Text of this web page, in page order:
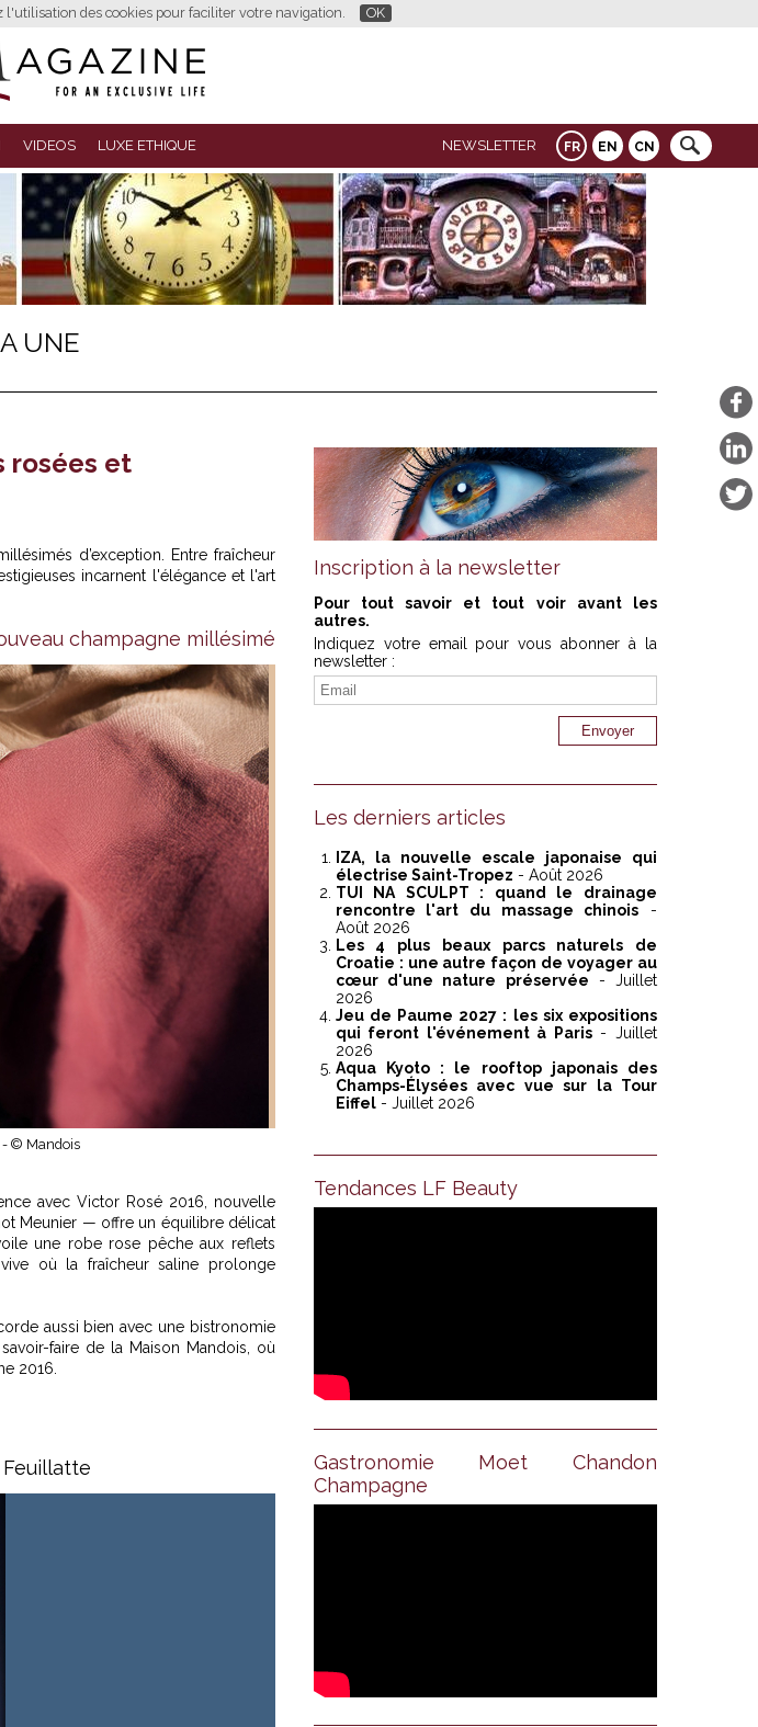
des cookies pour faciliter votre navigation. OK
FR EN CN
VIDEOS LUXE ETHIQUE NEWSLETTER
UNE
rosées et
d’exception. Entre fraîcheur
incarnent l'élégance et l'art
champagne millésimé
- © Mandois
avec Victor Rosé 2016, nouvelle
Meunier — offre un équilibre délicat
une robe rose pêche aux reflets
où la fraîcheur saline prolonge
aussi bien avec une bistronomie
faire de la Maison Mandois, où
2016.
Inscription à la newsletter
Pour tout savoir et tout voir avant les
autres.
Indiquez votre email pour vous abonner à la
newsletter :
Les derniers articles
IZA, la nouvelle escale japonaise qui
électrise Saint-Tropez - Août 2026
TUI NA SCULPT : quand le drainage
rencontre l'art du massage chinois -
Août 2026
Les 4 plus beaux parcs naturels de
Croatie : une autre façon de voyager au
cœur d'une nature préservée - Juillet
2026
Jeu de Paume 2027 : les six expositions
qui feront l'événement à Paris- Juillet
2026
Aqua Kyoto : le rooftop japonais des
Champs-Élysées avec vue sur la Tour
Eiffel- Juillet 2026
Tendances LF Beauty
Gastronomie Moet Chandon
Champagne